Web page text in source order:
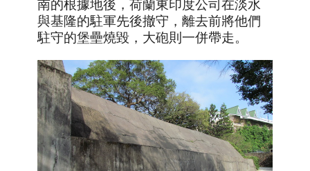
南的根據地後，荷蘭東印度公司在淡水
與基隆的駐軍先後撤守，離去前將他們
駐守的堡壘燒毀，大砲則一併帶走。